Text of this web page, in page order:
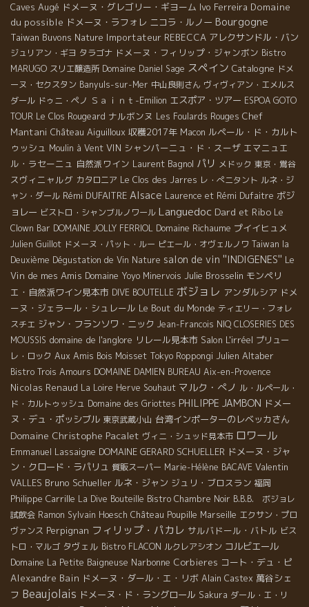
Caves Augé ドメーヌ・グレゴリー・ギヨーム Ivo Ferreira Domaine
du possible ドメーヌ・ラフォレ ニコラ・ルノー Bourgogne
Taiwan Buvons Nature Importateur REBECCA アレクサンドル・バン
ジュリアン・ギヨ タラゴナ ドメーヌ・フィリップ・ジャンボン Bistro
MARUGO スリエ醸造所 Domaine Daniel Sage スペイン Catalogne ドメ
ーヌ・セクスタン Banyuls-sur-Mer 中山良則さん ヴィヴィアン・エメルス
ダール ドゥニ・ペノ Ｓａｉｎｔ-Emilion エスポア・ツアー ESPOA GOTO
TOUR Le Clos Rougeard ナルボンヌ Les Foulards Rouges Chef
Mantani Château Aiguilloux 収穫2017年 Macon ルペール・ド・カルト
ゥッシュ Moulin à Vent VIN シャンパーニュ・ド・スーザ エマニュエ
ル・ラセーニュ 自然派ワイン Laurent Bagnol パリ メドック 東京・鴬谷
スヴィニャルグ カタロニア Le Clos des Jarres レ・ぺニタント ルネ・ジ
ャン・ダール Rémi DUFAITRE Alsace Laurence et Rémi Dufaitre ボジ
ョレー ビストロ・シャンブルノワール Languedoc Dard et Ribo Le
Clown Bar DOMAINE JOLLY FERRIOL Domaine Richaume プイイヒュメ
Julien Guillot ドメーヌ・パット・ルー ピエール・オヴェルノワ Taiwan la
Deuxième Dégustation de Vin Nature salon de vin ''INDIGENES'' Le
Vin de mes Amis Domaine Yoyo Minervois Julie Brosselin モンペリ
エ・自然派ワイン見本市 DIVE BOUTELLE ボジョレ アンダルシア ドメ
ーヌ・ジェラール・シュレール Le Bout du Monde ティエリー・フォレ
スチエ ジャン・フランソワ・ニック Jean-Francois NIQ CLOSERIES DES
MOUSSIS domaine de l'anglore リレール見本市 Salon L'irréel プリュー
レ・ロック Aux Amis Bois Moisset Tokyo Roppongi Julien Altaber
Bistro Trois Amours DOMAINE DAMIEN BUREAU Aix-en-Provence
Nicolas Renaud La Loire Herve Souhaut マルク・ぺノ ル・ルペール・
ド・カルトゥッシュ Domaine des Griottes PHILIPPE JAMBON ドメー
ヌ・デュ・ポッシブル 東京武蔵小山 台湾インポーターのレベッカさん
Domaine Christophe Pacalet ヴィニ・シュッド見本市 ロワール
Emmanuel Lassaigne DOMAINE GERARD SCHUELLER ドメーヌ・ジャ
ン・クロード・ラパリュ 質販スーパー Marie-Hélène BACAVE Valentin
VALLES Bruno Schueller ルネ・ジャン ジュリ・ブロスラン 福岡
Philippe Carrille La Dive Bouteille Bistro Chambre Noir B.B.B. ボジョレ
試飲会 Ramon Sylvain Hoesch Château Poupille Marseille エクサン・プロ
ヴァンス Perpignan フィリップ・パカレ サルバドール・バトル ビス
トロ・マルゴ タヴェル Bistro FLACON ルクレアシオン コルビエール
Domaine La Petite Baigneuse Narbonne Corbieres コート・デュ・ピ
Alexandre Bain ドメーヌ・ダール・エ・リボ Alain Castex 萬谷シェ
フ Beaujolais ドメーヌ・ド・ラングロール Sakura ダール・エ・リ